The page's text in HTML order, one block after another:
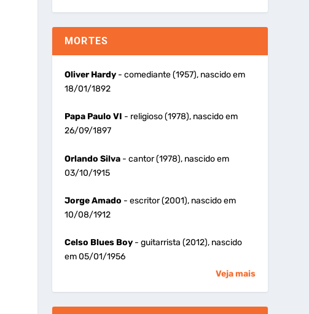
MORTES
Oliver Hardy- comediante (1957), nascido em
18/01/1892
Papa Paulo VI - religioso (1978), nascido em
26/09/1897
Orlando Silva- cantor (1978), nascido em
03/10/1915
Jorge Amado - escritor (2001), nascido em
10/08/1912
Celso Blues Boy- guitarrista (2012), nascido
em 05/01/1956
Veja mais